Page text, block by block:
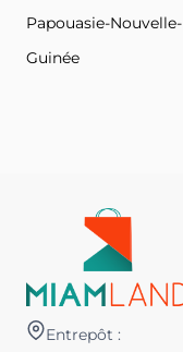
Papouasie-Nouvelle-
Guinée
Entrepôt :